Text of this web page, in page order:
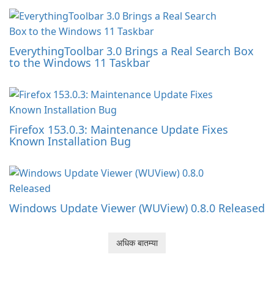
EverythingToolbar 3.0 Brings a Real Search Box
to the Windows 11 Taskbar
Firefox 153.0.3: Maintenance Update Fixes
Known Installation Bug
Windows Update Viewer (WUView) 0.8.0 Released
अधिक बातम्या